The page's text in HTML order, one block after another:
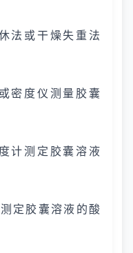
法或干燥失重法
密度仪测量胶囊
计测定胶囊溶液
定胶囊溶液的酸